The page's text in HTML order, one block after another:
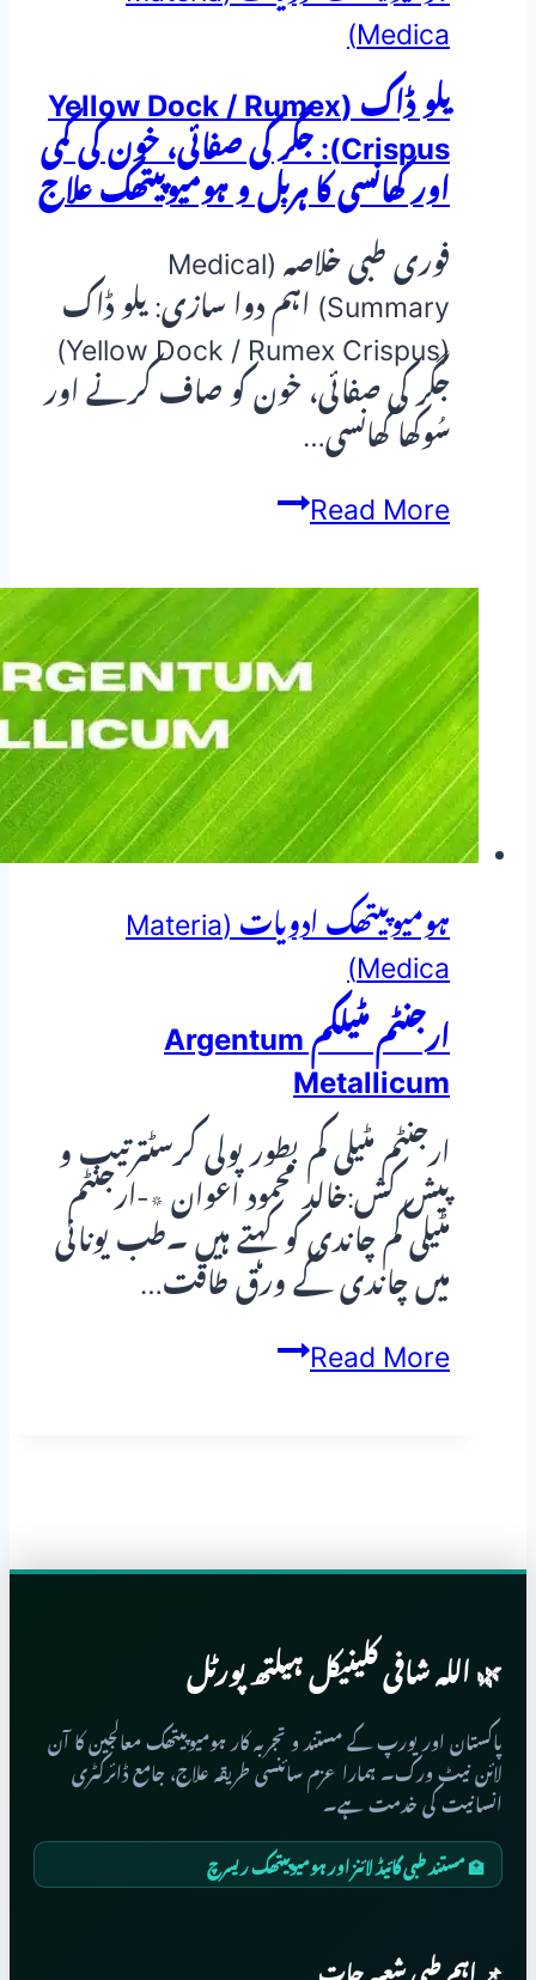
Medica)
یلو ڈاک (Yellow Dock / Rumex
Crispus): جگر کی صفائی، خون کی کمی
اور کھانسی کا ہربل و ہومیوپیتھک علاج
فوری طبی خلاصہ (Medical
Summary) اہم دوا سازی: یلو ڈاک
(Yellow Dock / Rumex Crispus)
جگر کی صفائی، خون کو صاف کرنے اور
سُوکھا کھانسی…
Read Moreیلو
(Yellow
Dock
/
Rumex
Crispus):
جگر
کی
خون
اور
کا
ہربل
و
ہومیوپیتھک
ہومیوپیتھک ادویات (Materia
Medica)
ارجنٹم مٹیلکم Argentum
Metallicum
ارجنٹم مٹیلی کم بطور پولی کرسٹترتیب و
پیش کش:خالد محمود اعوان ٭-ارجنٹم
مٹیلی کم چاندی کو کہتے ہیں ۔طب یونانی
میں چاندی کے ورق طاقت…
Read Moreارجنٹم
🌿 اللہ شافی کلینیکل ہیلتھ پورٹل
پاکستان اور یورپ کے مستند و تجربہ کار ہومیوپیتھک معالجین کا آن
لائن نیٹ ورک۔ ہمارا عزم سائنسی طریقہ علاج، جامع ڈائرکٹری
انسانیت کی خدمت ہے۔
🏥 مستند طبی گائیڈ لائنز اور ہومیوپیتھک ریسرچ
📌 اہم طبی شعبہ جات